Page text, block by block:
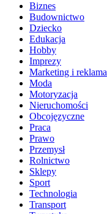
Biznes
Budownictwo
Dziecko
Edukacja
Hobby
Imprezy
Marketing i reklama
Moda
Motoryzacja
Nieruchomości
Obcojęzyczne
Praca
Prawo
Przemysł
Rolnictwo
Sklepy
Sport
Technologia
Transport